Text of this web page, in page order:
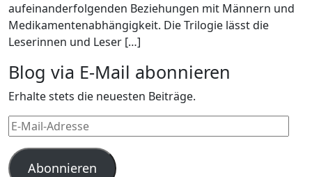
aufeinanderfolgenden Beziehungen mit Männern und
Medikamentenabhängigkeit. Die Trilogie lässt die
Leserinnen und Leser […]
Blog via E-Mail abonnieren
Erhalte stets die neuesten Beiträge.
E-
Mail-
Adresse
Abonnieren